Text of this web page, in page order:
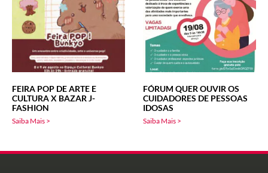
FEIRA POP DE ARTE E
CULTURA X BAZAR J-
FASHION
Saiba Mais >
FÓRUM QUER OUVIR OS
CUIDADORES DE PESSOAS
IDOSAS
Saiba Mais >